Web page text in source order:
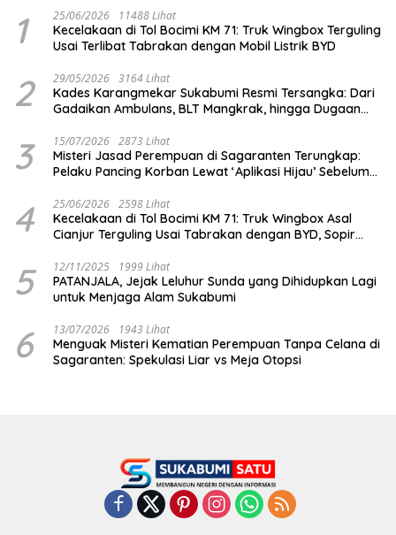
1 25/06/2026 11488 Lihat
Kecelakaan di Tol Bocimi KM 71: Truk Wingbox Terguling
Usai Terlibat Tabrakan dengan Mobil Listrik BYD
2 29/05/2026 3164 Lihat
Kades Karangmekar Sukabumi Resmi Tersangka: Dari
Gadaikan Ambulans, BLT Mangkrak, hingga Dugaan
3 15/07/2026 2873 Lihat
Misteri Jasad Perempuan di Sagaranten Terungkap:
Pelaku Pancing Korban Lewat ‘Aplikasi Hijau’ Sebelum
4 25/06/2026 2598 Lihat
Kecelakaan di Tol Bocimi KM 71: Truk Wingbox Asal
Cianjur Terguling Usai Tabrakan dengan BYD, Sopir
5 12/11/2025 1999 Lihat
PATANJALA, Jejak Leluhur Sunda yang Dihidupkan Lagi
untuk Menjaga Alam Sukabumi
6 13/07/2026 1943 Lihat
Menguak Misteri Kematian Perempuan Tanpa Celana di
Sagaranten: Spekulasi Liar vs Meja Otopsi